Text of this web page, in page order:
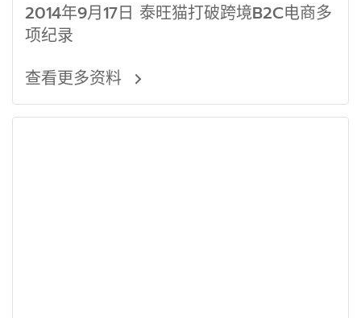
2014年9月17日 泰旺猫打破跨境B2C电商多
项纪录
查看更多资料